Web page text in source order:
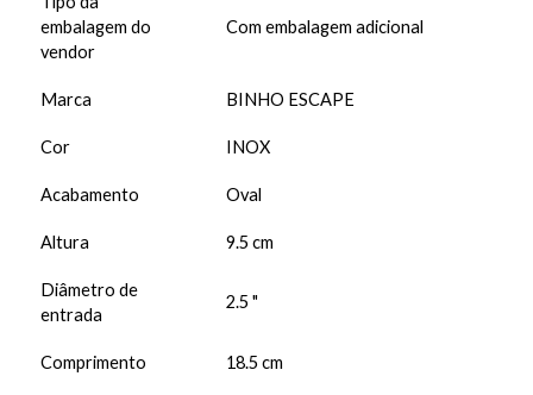
embalagem do
vendor
Com embalagem adicional
Marca BINHO ESCAPE
Cor INOX
Acabamento Oval
Altura 9.5 cm
Diâmetro de
entrada
2.5 "
Comprimento 18.5 cm